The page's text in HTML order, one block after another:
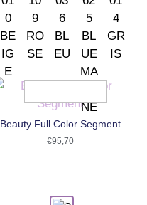
Beauty Full Color Segment
€95,70